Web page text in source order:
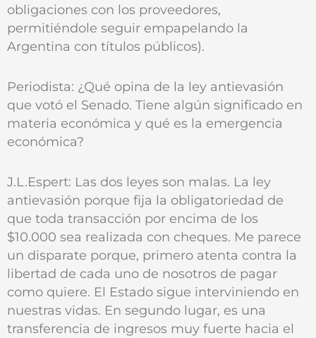
obligaciones con los proveedores,
permitiéndole seguir empapelando la
Argentina con títulos públicos).
Periodista: ¿Qué opina de la ley antievasión
que votó el Senado. Tiene algún significado en
materia económica y qué es la emergencia
económica?
J.L.Espert: Las dos leyes son malas. La ley
antievasión porque fija la obligatoriedad de
que toda transacción por encima de los
$10.000 sea realizada con cheques. Me parece
un disparate porque, primero atenta contra la
libertad de cada uno de nosotros de pagar
como quiere. El Estado sigue interviniendo en
nuestras vidas. En segundo lugar, es una
transferencia de ingresos muy fuerte hacia el